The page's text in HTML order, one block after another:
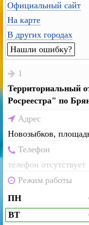
Официальный сайт
На карте
В других городах
Нашли ошибку?
1
Росреестра" по
Адрес
Новозыбков,
Телефон
телефон отсутствует
Режим работы
ПН
ВТ